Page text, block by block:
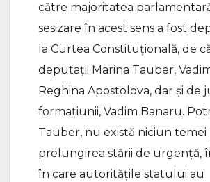
către majoritatea parlamentară
sesizare în acest sens a fost
la Curtea Constituțională, de
deputații Marina Tauber,
Reghina Apostolova, dar și de
formațiunii, Vadim Banaru.
Tauber, nu există niciun
prelungirea stării de urgență,
în care autoritățile statului au